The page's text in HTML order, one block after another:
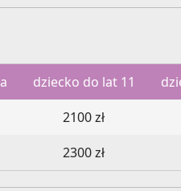
dziecko do lat 11
2100 zł
2300 zł